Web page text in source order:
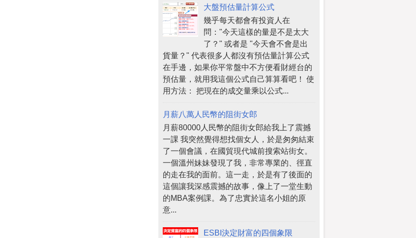
大盤預估量計算公式
幾乎每天都會有投資人在
問："今天這樣的量是不是太大
了？" 或者是 "今天會不會是出
貨量？" 代表很多人都沒有預估量計算公式
在手邊，如果你平常盤中不方便看財經台的
預估量，就用我這個公式自己算算看吧！ 使
用方法： 把現在的成交量乘以公式...
月薪八萬人民幣的阻街女郎
月薪80000人民幣的阻街女郎給我上了震撼
一課 我突然覺得想找個女人，於是匆匆結束
了一個會議，在國貿現代城前搜索站街女。
一個溫州妹妹發現了我，非常專業的、徑直
的走在我的面前。這一走，於是有了後面的
這個讓我深感震撼的故事，像上了一堂生動
的MBA案例課。為了忠實於這名小姐的原
意...
ESBI決定財富的四個象限